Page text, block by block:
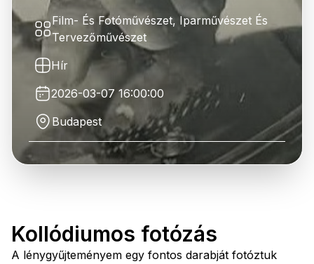
Film- És Fotóművészet, Iparművészet És
Tervezőművészet
Hír
2026-03-07 16:00:00
Budapest
Kollódiumos fotózás
A lénygyűjteményem egy fontos darabját fotóztuk